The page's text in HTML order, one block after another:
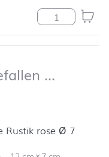
Struktur
…
Filter springen
Rustik rose Ø 7